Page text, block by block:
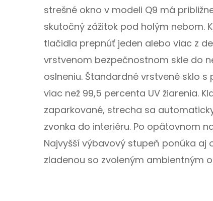
strešné okno v modeli Q9 má
skutočný zážitok pod holým nebom.
tlačidla prepnúť jeden alebo viac z
vrstvenom bezpečnostnom skle do
oslneniu. Štandardné vrstvené sklo
viac než 99,5 percenta UV žiarenia.
zaparkované, strecha sa
zvonka do interiéru. Po opätovnom
Najvyšší výbavový stupeň ponúka aj
zladenou so zvoleným ambientným